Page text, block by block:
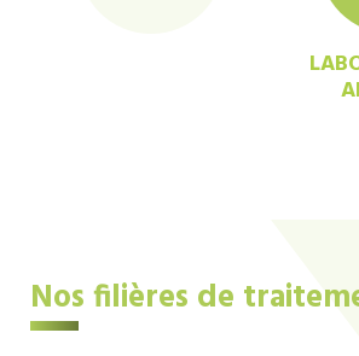
Nos filières de